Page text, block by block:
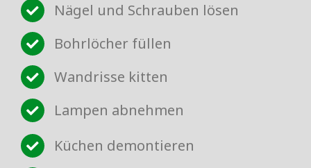
Nägel und Schrauben lösen
Bohrlöcher füllen
Wandrisse kitten
Lampen abnehmen
Küchen demontieren